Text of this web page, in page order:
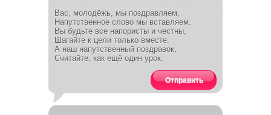
Вас, молодёжь, мы поздравляем,
Напутственное слово мы вставляем.
Вы будьте все напористы и честны,
Шагайте к цели только вместе.
А наш напутственный поздравок,
Считайте, как ещё один урок.
Отправить